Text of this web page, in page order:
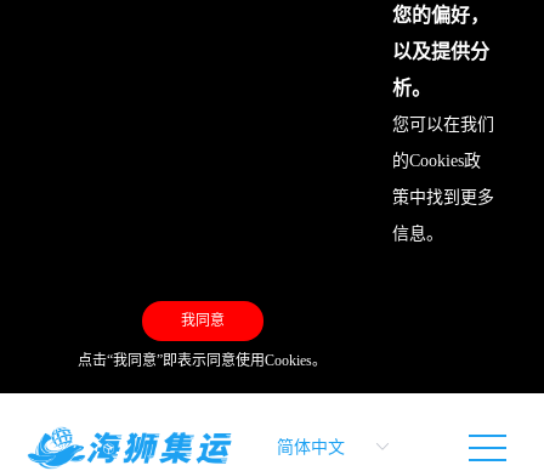
您的偏好，
以及提供分
析。
您可以在我们
的Cookies政
策中找到更多
信息。
我同意
点击“我同意”即表示同意使用Cookies。